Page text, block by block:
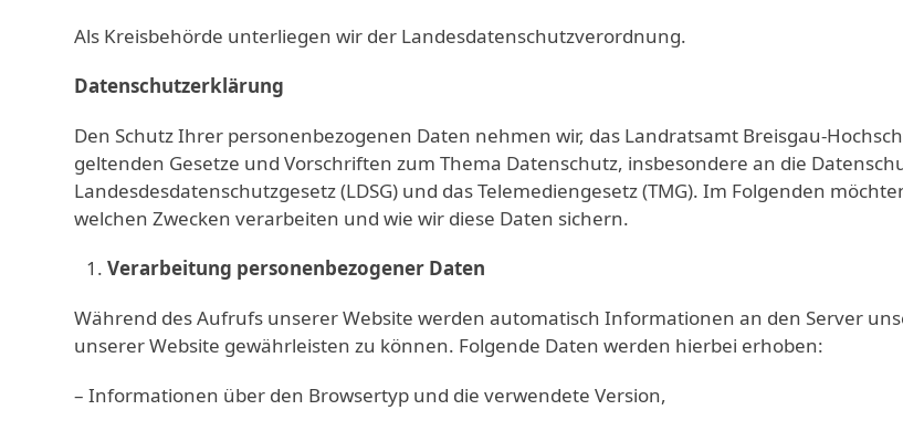
Als Kreisbehörde unterliegen wir der Landesdatenschutzverordnung.
Datenschutzerklärung
Den Schutz Ihrer personenbezogenen Daten nehmen wir, das Landratsamt Breisgau-
geltenden Gesetze und Vorschriften zum Thema Datenschutz, insbesondere an die
Landesdesdatenschutzgesetz (LDSG) und das Telemediengesetz (TMG). Im Folgenden
welchen Zwecken verarbeiten und wie wir diese Daten sichern.
Verarbeitung personenbezogener Daten
Während des Aufrufs unserer Website werden automatisch Informationen an den Server
unserer Website gewährleisten zu können. Folgende Daten werden hierbei erhoben:
– Informationen über den Browsertyp und die verwendete Version,